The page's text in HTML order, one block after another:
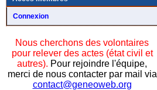
Connexion
Nous cherchons des volontaires
pour relever des actes (état civil et
autres). Pour rejoindre l'équipe,
merci de nous contacter par mail via
contact@geneoweb.org